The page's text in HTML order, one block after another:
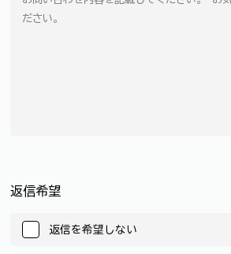
返信希望
返信を希望しない